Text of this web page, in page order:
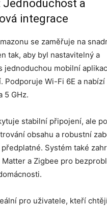
Jednoduchost a
integrace
se zaměřuje na
tak, aby byl nastavitelný a
jednoduchou mobilní
Podporuje Wi-Fi 6E a nabízí
5 GHz.
stabilní připojení, ale
obsahu a robustní
Systém také
a Zigbee pro
pro uživatele, kteří